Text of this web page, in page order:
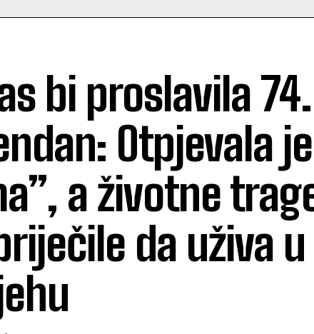
bi proslavila 74.
Otpjevala
a životne
da uživa u